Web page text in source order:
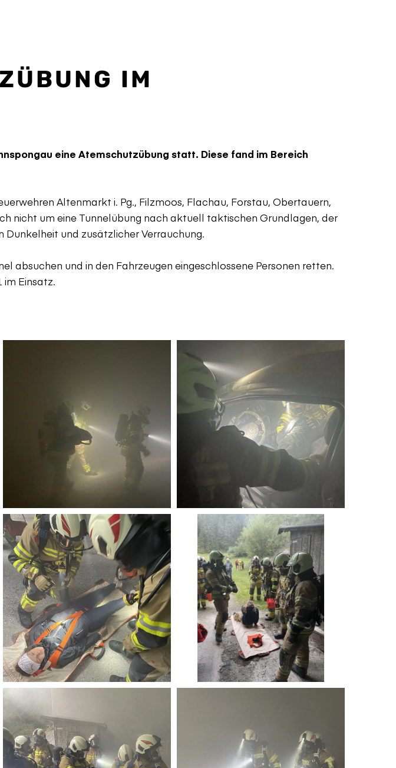
IM
eine Atemschutzübung statt. Diese fand im Bereich
Altenmarkt i. Pg., Filzmoos, Flachau, Forstau, Obertauern,
nicht um eine Tunnelübung nach aktuell taktischen Grundlagen, der
Dunkelheit und zusätzlicher Verrauchung.
absuchen und in den Fahrzeugen eingeschlossene Personen retten.
im Einsatz.